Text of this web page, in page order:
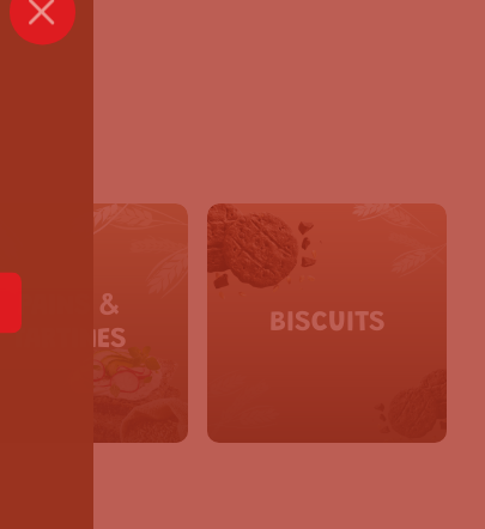
PAINS &
TARTINES
BISCUITS